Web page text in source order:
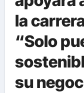
la
“Solo
su